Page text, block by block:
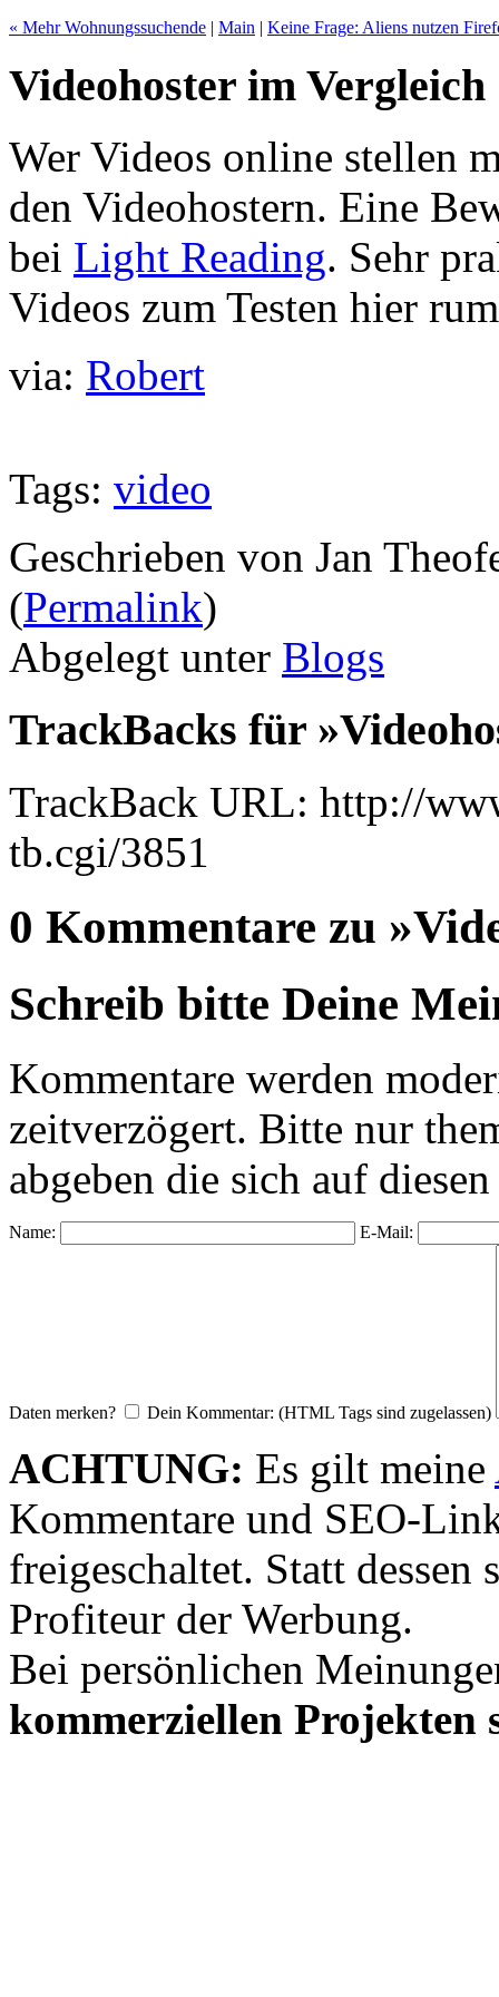
« Mehr Wohnungssuchende | Main | Keine Frage: Aliens nutzen
Videohoster im Vergleich
Wer Videos online stellen
den Videohostern. Eine
bei Light Reading. Sehr
Videos zum Testen hier
via: Robert
Tags: video
Geschrieben von Jan
(Permalink)
Abgelegt unter Blogs
TrackBacks für
TrackBack URL: http://
tb.cgi/3851
0 Kommentare zu
Schreib bitte Deine
Kommentare werden
zeitverzögert. Bitte nur
abgeben die sich auf
Name: E-Mail:
Daten merken? Dein Kommentar: (HTML Tags sind zugelassen)
ACHTUNG: Es gilt meine
Kommentare und SEO-
freigeschaltet. Statt dessen
Profiteur der Werbung.
Bei persönlichen
kommerziellen Projekten